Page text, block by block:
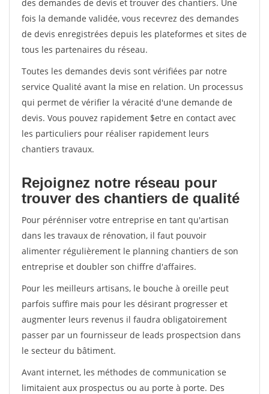
des demandes de devis et trouver des chantiers. Une
fois la demande validée, vous recevrez des demandes
de devis enregistrées depuis les plateformes et sites de
tous les partenaires du réseau.
Toutes les demandes devis sont vérifiées par notre
service Qualité avant la mise en relation. Un processus
qui permet de vérifier la véracité d'une demande de
devis. Vous pouvez rapidement $etre en contact avec
les particuliers pour réaliser rapidement leurs
chantiers travaux.
Rejoignez notre réseau pour
trouver des chantiers de qualité
Pour pérénniser votre entreprise en tant qu'artisan
dans les travaux de rénovation, il faut pouvoir
alimenter régulièrement le planning chantiers de son
entreprise et doubler son chiffre d'affaires.
Pour les meilleurs artisans, le bouche à oreille peut
parfois suffire mais pour les désirant progresser et
augmenter leurs revenus il faudra obligatoirement
passer par un fournisseur de leads prospectsion dans
le secteur du bâtiment.
Avant internet, les méthodes de communication se
limitaient aux prospectus ou au porte à porte. Des